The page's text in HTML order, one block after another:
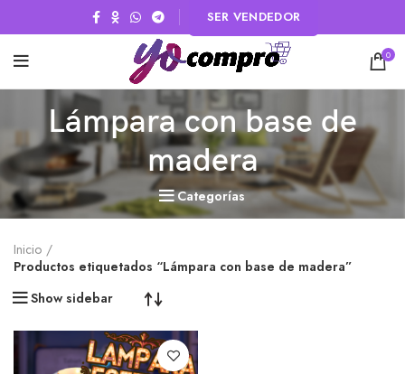
SER VENDEDOR
0
Lámpara con base de
madera
Categorías
Inicio
Productos etiquetados “Lámpara con base de madera”
Show sidebar